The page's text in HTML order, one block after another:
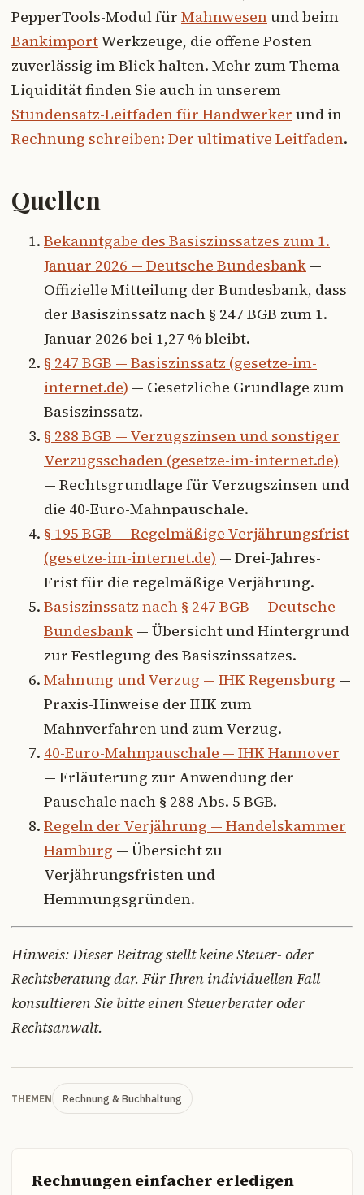
PepperTools-Modul für Mahnwesenund beim
BankimportWerkzeuge, die offene Posten
zuverlässig im Blick halten. Mehr zum Thema
Liquidität finden Sie auch in unserem
Stundensatz-Leitfaden für Handwerker und in
Rechnung schreiben: Der ultimative Leitfaden.
Quellen
Bekanntgabe des Basiszinssatzes zum 1.
Januar 2026 — Deutsche Bundesbank —
Offizielle Mitteilung der Bundesbank, dass
der Basiszinssatz nach § 247 BGB zum 1.
Januar 2026 bei 1,27 % bleibt.
§ 247 BGB — Basiszinssatz (gesetze-im-
internet.de) — Gesetzliche Grundlage zum
Basiszinssatz.
§ 288 BGB — Verzugszinsen und sonstiger
Verzugsschaden (gesetze-im-internet.de)
— Rechtsgrundlage für Verzugszinsen und
die 40-Euro-Mahnpauschale.
§ 195 BGB — Regelmäßige Verjährungsfrist
(gesetze-im-internet.de) — Drei-Jahres-
Frist für die regelmäßige Verjährung.
Basiszinssatz nach § 247 BGB — Deutsche
Bundesbank — Übersicht und Hintergrund
zur Festlegung des Basiszinssatzes.
Mahnung und Verzug — IHK Regensburg —
Praxis-Hinweise der IHK zum
Mahnverfahren und zum Verzug.
40-Euro-Mahnpauschale — IHK Hannover
— Erläuterung zur Anwendung der
Pauschale nach § 288 Abs. 5 BGB.
Regeln der Verjährung — Handelskammer
Hamburg — Übersicht zu
Verjährungsfristen und
Hemmungsgründen.
Hinweis: Dieser Beitrag stellt keine Steuer- oder
Rechtsberatung dar. Für Ihren individuellen Fall
konsultieren Sie bitte einen Steuerberater oder
Rechtsanwalt.
THEMEN Rechnung & Buchhaltung
Rechnungen einfacher erledigen